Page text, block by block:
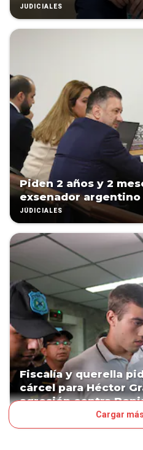
JUDICIALES
Piden 2 años y 2
exsenador
JUDICIALES
Fiscalía y querella
cárcel para Héctor
agresión contra
Cargar